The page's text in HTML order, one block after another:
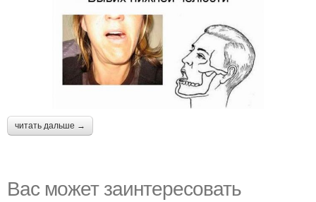
читать дальше →
Вас может заинтересовать